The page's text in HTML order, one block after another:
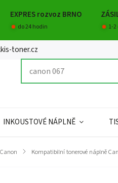
EXPRES rozvoz BRNO
do 24 hodin 1-
toner.cz
INKOUSTOVÉ NÁPLNĚ
Canon / Kompatibilní tonerové náplně